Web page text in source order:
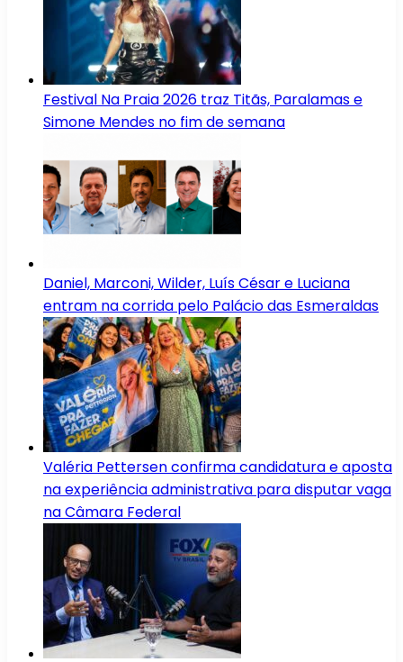
Festival Na Praia 2026 traz Titãs, Paralamas e
Simone Mendes no fim de semana
Daniel, Marconi, Wilder, Luís César e Luciana
entram na corrida pelo Palácio das Esmeraldas
Valéria Pettersen confirma candidatura e aposta
na experiência administrativa para disputar vaga
na Câmara Federal